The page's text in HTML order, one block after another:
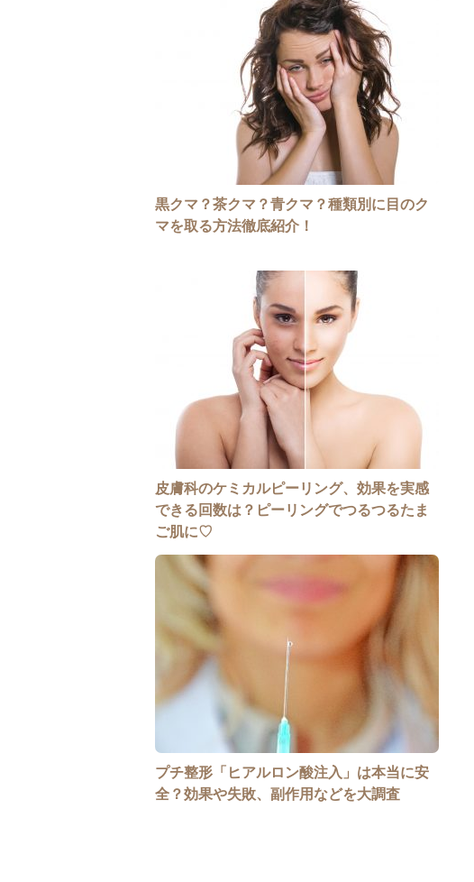
黒クマ？茶クマ？青クマ？種類別に目のク
マを取る方法徹底紹介！
皮膚科のケミカルピーリング、効果を実感
できる回数は？ピーリングでつるつるたま
ご肌に♡
プチ整形「ヒアルロン酸注入」は本当に安
全？効果や失敗、副作用などを大調査